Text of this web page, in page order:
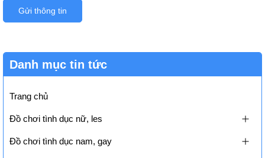
Gửi thông tin
Danh mục tin tức
Trang chủ
Đồ chơi tình dục nữ, les
Đồ chơi tình dục nam, gay